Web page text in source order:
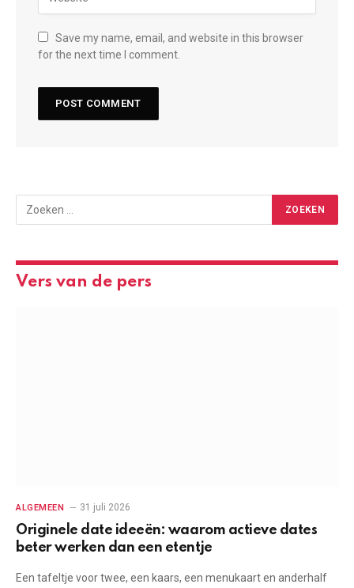
Save my name, email, and website in this browser
for the next time I comment.
Vers van de pers
ALGEMEEN 31 juli 2026
Originele date ideeën: waarom actieve dates
beter werken dan een etentje
Een tafeltje voor twee, een kaars, een menukaart en anderhalf